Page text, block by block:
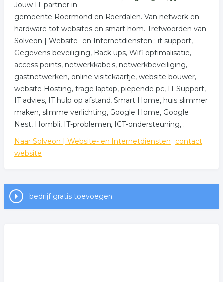
Jouw IT-partner in
gemeente Roermond en Roerdalen. Van netwerk en
hardware tot websites en smart hom. Trefwoorden van
Solveon | Website- en Internetdiensten : it support,
Gegevens beveiliging, Back-ups, Wifi optimalisatie,
access points, netwerkkabels, netwerkbeveiliging,
gastnetwerken, online visitekaartje, website bouwer,
website Hosting, trage laptop, piepende pc, IT Support,
IT advies, IT hulp op afstand, Smart Home, huis slimmer
maken, slimme verlichting, Google Home, Google
Nest, Hombli, IT-problemen, ICT-ondersteuning, .
Naar Solveon | Website- en Internetdiensten
contact
website
bedrijf gratis toevoegen